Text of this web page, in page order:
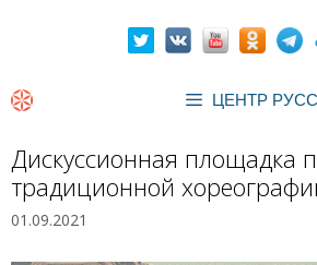
ЦЕНТР
Дискуссионная площадка
традиционной
01.09.2021